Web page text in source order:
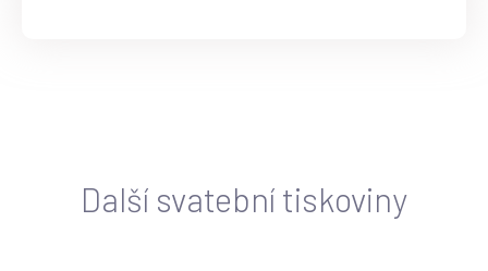
Další svatební tiskoviny